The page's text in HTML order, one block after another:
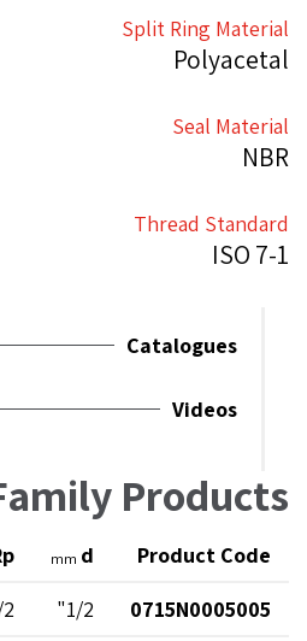
Split Ring Material
Polyacetal
Seal Material
NBR
Thread Standard
ISO 7-1
Catalogues
Videos
Products
Product Code
d
mm
0715N0005005
1/2"